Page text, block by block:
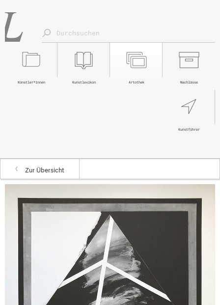
Nachlässe
Artothek
Kunstlexikon
Künstler*innen
Kunstführer
Zur Übersicht